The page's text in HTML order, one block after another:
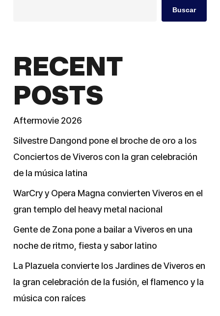
Buscar
RECENT
POSTS
Aftermovie 2026
Silvestre Dangond pone el broche de oro a los
Conciertos de Viveros con la gran celebración
de la música latina
WarCry y Opera Magna convierten Viveros en el
gran templo del heavy metal nacional
Gente de Zona pone a bailar a Viveros en una
noche de ritmo, fiesta y sabor latino
La Plazuela convierte los Jardines de Viveros en
la gran celebración de la fusión, el flamenco y la
música con raíces